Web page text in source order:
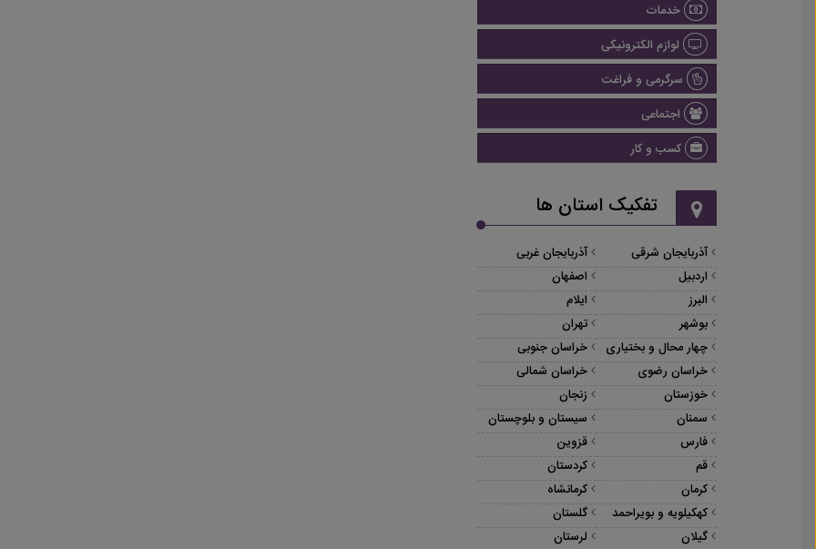
خدمات
لوازم الکترونیکی
سرگرمی و فراغت
اجتماعی
کسب و کار
تفکیک استان ها
آذربایجان شرقی
آذربایجان غربی
اردبیل
اصفهان
البرز
ایلام
بوشهر
تهران
چهار محال و بختیاری
خراسان جنوبی
خراسان رضوی
خراسان شمالی
خوزستان
زنجان
سمنان
سیستان و بلوچستان
فارس
قزوین
قم
کردستان
کرمان
کرمانشاه
کهکیلویه و بویراحمد
گلستان
گیلان
لرستان